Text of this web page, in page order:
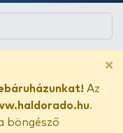
×
Az
.
böngésző